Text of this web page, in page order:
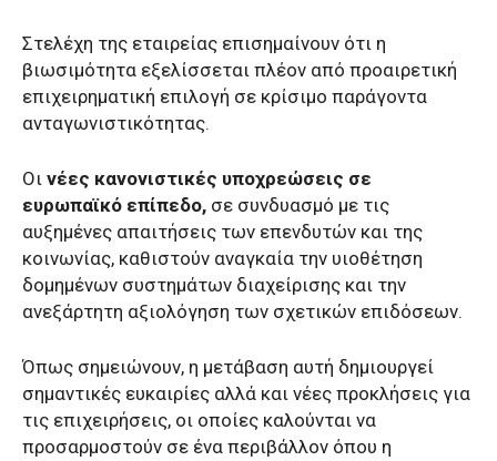
Στελέχη της εταιρείας επισημαίνουν ότι η
βιωσιμότητα εξελίσσεται πλέον από προαιρετική
επιχειρηματική επιλογή σε κρίσιμο παράγοντα
ανταγωνιστικότητας.
Οι νέες κανονιστικές υποχρεώσεις σε
ευρωπαϊκό επίπεδο, σε συνδυασμό με τις
αυξημένες απαιτήσεις των επενδυτών και της
κοινωνίας, καθιστούν αναγκαία την υιοθέτηση
δομημένων συστημάτων διαχείρισης και την
ανεξάρτητη αξιολόγηση των σχετικών επιδόσεων.
Όπως σημειώνουν, η μετάβαση αυτή δημιουργεί
σημαντικές ευκαιρίες αλλά και νέες προκλήσεις για
τις επιχειρήσεις, οι οποίες καλούνται να
προσαρμοστούν σε ένα περιβάλλον όπου η